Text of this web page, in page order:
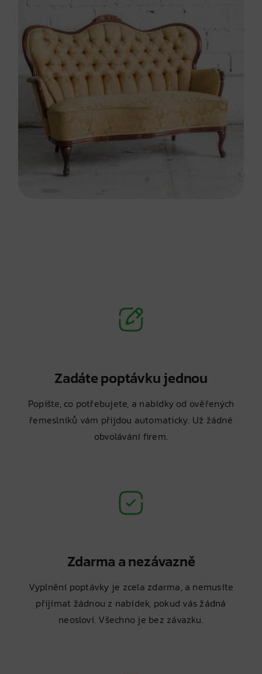
Zadáte poptávku jednou
Popište, co potřebujete, a nabídky od ověřených
řemeslníků vám přijdou automaticky. Už žádné
obvolávání firem.
Zdarma a nezávazně
Vyplnění poptávky je zcela zdarma, a nemusíte
přijímat žádnou z nabídek, pokud vás žádná
neosloví. Všechno je bez závazku.